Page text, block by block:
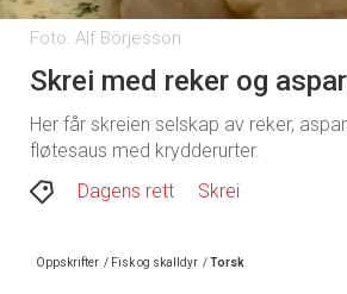
Foto: Alf Börjesson
Skrei med reker og
Her får skreien selskap av reker,
fløtesaus med krydderurter.
Dagens rett
Skrei
Oppskrifter / Fisk og skalldyr /Torsk